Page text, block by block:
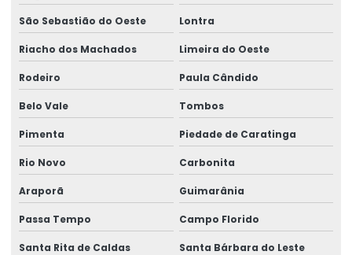
São Sebastião do Oeste Lontra
Riacho dos Machados Limeira do Oeste
Rodeiro Paula Cândido
Belo Vale Tombos
Pimenta Piedade de Caratinga
Rio Novo Carbonita
Araporã Guimarânia
Passa Tempo Campo Florido
Santa Rita de Caldas Santa Bárbara do Leste